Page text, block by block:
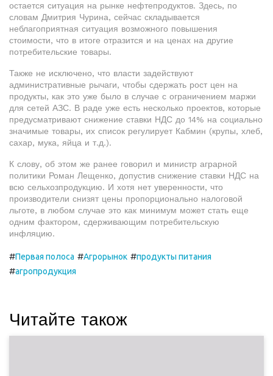
остается ситуация на рынке нефтепродуктов. Здесь, по
словам Дмитрия Чурина, сейчас складывается
неблагоприятная ситуация возможного повышения
стоимости, что в итоге отразится и на ценах на другие
потребительские товары.
Также не исключено, что власти задействуют
административные рычаги, чтобы сдержать рост цен на
продукты, как это уже было в случае с ограничением маржи
для сетей АЗС. В раде уже есть несколько проектов, которые
предусматривают снижение ставки НДС до 14% на социально
значимые товары, их список регулирует Кабмин (крупы, хлеб,
сахар, мука, яйца и т.д.).
К слову, об этом же ранее говорил и министр аграрной
политики Роман Лещенко, допустив снижение ставки НДС на
всю сельхозпродукцию. И хотя нет уверенности, что
производители снизят цены пропорционально налоговой
льготе, в любом случае это как минимум может стать еще
одним фактором, сдерживающим потребительскую
инфляцию.
#Первая полоса #Агрорынок #продукты питания
#агропродукция
Читайте також